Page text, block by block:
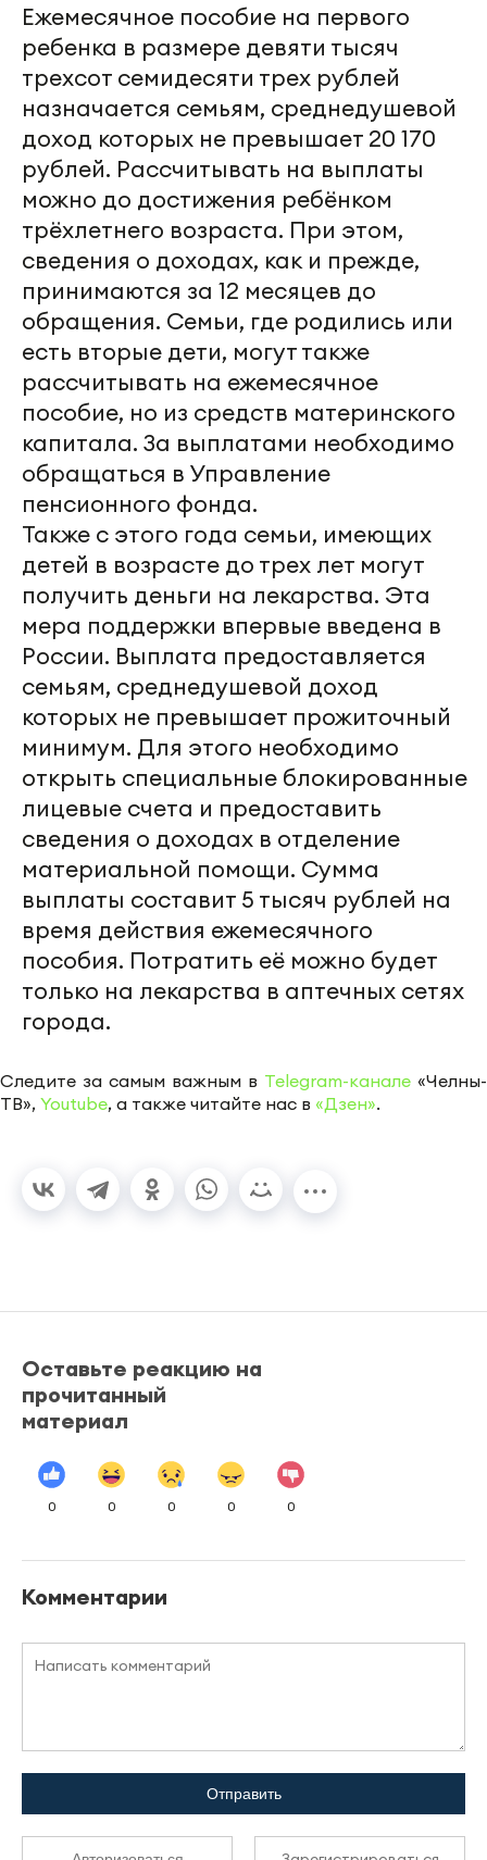
Ежемесячное пособие на первого
ребенка в размере девяти тысяч
трехсот семидесяти трех рублей
назначается семьям, среднедушевой
доход которых не превышает 20 170
рублей. Рассчитывать на выплаты
можно до достижения ребёнком
трёхлетнего возраста. При этом,
сведения о доходах, как и прежде,
принимаются за 12 месяцев до
обращения. Семьи, где родились или
есть вторые дети, могут также
рассчитывать на ежемесячное
пособие, но из средств материнского
капитала. За выплатами необходимо
обращаться в Управление
пенсионного фонда.
Также с этого года семьи, имеющих
детей в возрасте до трех лет могут
получить деньги на лекарства. Эта
мера поддержки впервые введена в
России. Выплата предоставляется
семьям, среднедушевой доход
которых не превышает прожиточный
минимум. Для этого необходимо
открыть специальные блокированные
лицевые счета и предоставить
сведения о доходах в отделение
материальной помощи. Сумма
выплаты составит 5 тысяч рублей на
время действия ежемесячного
пособия. Потратить её можно будет
только на лекарства в аптечных сетях
города.
Следите за самым важным в Telegram-канале «Челны-
ТВ», Youtube, а также читайте нас в «Дзен».
Оставьте реакцию на
прочитанный
материал
0 0 0 0 0
Комментарии
Отправить